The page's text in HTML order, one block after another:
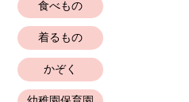
食べもの
着るもの
かぞく